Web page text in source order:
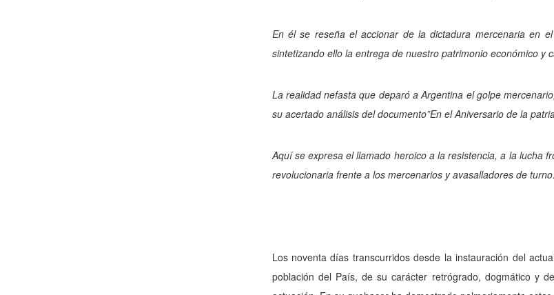
En él se reseña el accionar de la dictadura mercenaria en
sintetizando ello la entrega de nuestro patrimonio económico y
La realidad nefasta que deparó a Argentina el golpe
su acertado análisis del documento”En el Aniversario de la
Aquí se expresa el llamado heroico a la resistencia, a la lucha
revolucionaria frente a los mercenarios y avasalladores de turno.
Los noventa días transcurridos desde la instauración del
población del País, de su carácter retrógrado, dogmático y